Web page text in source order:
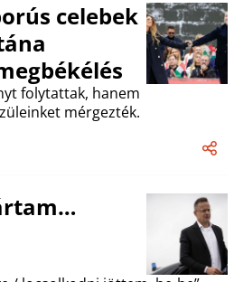
celebek
folytattak, hanem
mérgezték.